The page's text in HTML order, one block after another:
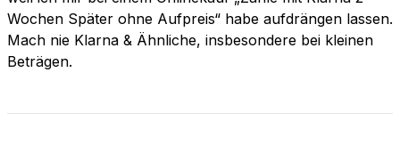
Wochen Später ohne Aufpreis“ habe aufdrängen lassen.
Mach nie Klarna & Ähnliche, insbesondere bei kleinen
Beträgen.